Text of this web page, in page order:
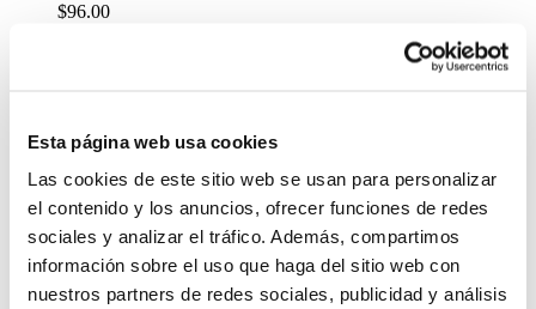
Esta página web usa cookies
Las cookies de este sitio web se usan para personalizar
el contenido y los anuncios, ofrecer funciones de redes
sociales y analizar el tráfico. Además, compartimos
información sobre el uso que haga del sitio web con
nuestros partners de redes sociales, publicidad y análisis
$96.00
-
+
Lo quiero
Maleta Totto para Mujer Bazy M
$215.00